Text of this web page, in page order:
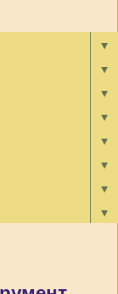
▼
▼
▼
▼
▼
▼
▼
▼